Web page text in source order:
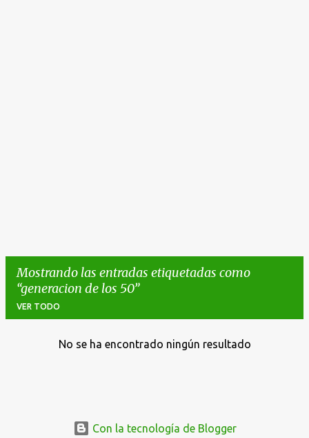
Mostrando las entradas etiquetadas como
generacion de los 50
VER TODO
No se ha encontrado ningún resultado
Con la tecnología de Blogger